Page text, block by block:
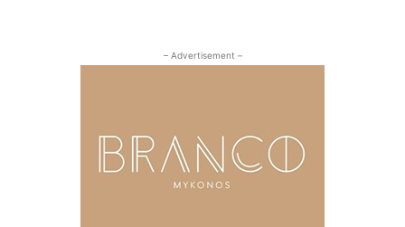
– Advertisement –